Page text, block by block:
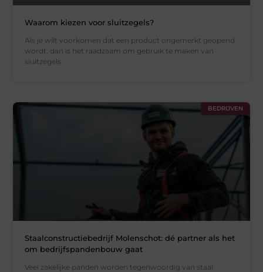
Waarom kiezen voor sluitzegels?
Als je wilt voorkomen dat een product ongemerkt geopend
wordt, dan is het raadzaam om gebruik te maken van
sluitzegels.
BEDRIJVEN
Staalconstructiebedrijf Molenschot: dé partner als het
om bedrijfspandenbouw gaat
Veel zakelijke panden worden tegenwoordig van staal